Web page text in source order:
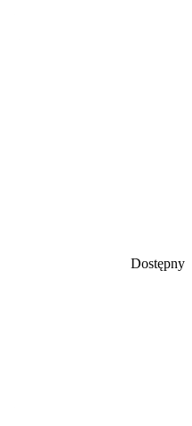
Dostępny